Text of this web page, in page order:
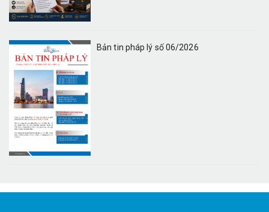
Bản tin pháp lý số 06/2026